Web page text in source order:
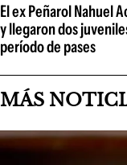
El ex Peñarol Nahuel
y llegaron dos
período de pases
MÁS